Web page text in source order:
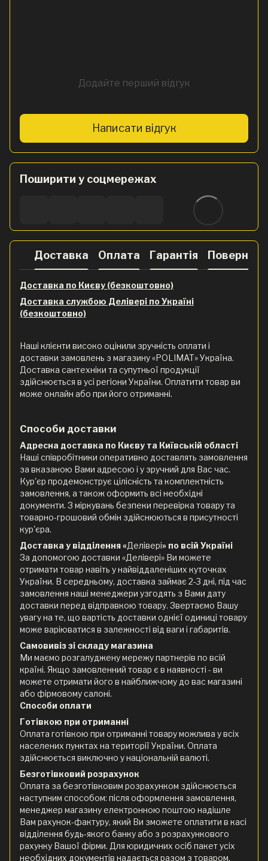
Додайте перший відгук
Написати відгук
Поширити у соцмережах
Доставка Оплата Гарантія
Доставка по Києву (безкоштовно)
Доставка службою Делівері по Україні
(безкоштовно)
Наші клієнти високо оцінили зручність оплати і
доставки замовлень з магазину «POLIMAT» Україна.
Доставка сантехніки та супутньої продукції
здійснюється в усі регіони України. Оплатити товар ви
може онлайн або при його отриманні.
Способи доставки
Адресна доставка по Києву та Київській області
Наші співробітники оперативно доставлять замовлення
за вказаною Вами адресою і у зручний для Вас час.
Кур'єр продемонструє цілісність та комплектність
замовлення, а також оформить всі необхідні
документи. З міркувань безпеки перевірка товару та
товарно-грошовий обмін здійснюються в присутності
кур'єра.
Доставка у відділення «Делівері» по всій Україні
За допомогою доставки «Делівері» Ви можете
отримати товар навіть у найвіддаленіших куточках
України. В середньому, доставка займає 2-3 дні, під час
замовлення наші менеджери узгодять з Вами дату
доставки перед відправкою товару. Звертаємо Вашу
увагу на те, що вартість доставки однієї одиниці товару
може варіюватися в залежності від ваги і габаритів.
Самовивіз зі складу магазина
Ми маємо розгалуджену мережу партнерів по всій
країні. Якщо замовленний товар є в наявності - ви
можете отримати його в найближчому до вас магазині
або фірмовому салоні.
Способи оплати
Готівкою при отриманні
Оплата готівкою при отриманні товару можлива у всіх
населених пунктах на території України. Оплата
здійснюється виключно у національній валюті.
Безготівковий розрахунок
Оплата за безготівковим розрахунком здійснюється
наступним способом: після оформлення замовлення,
менеджер магазину електронною поштою надішле
Вам рахунок-фактуру, який Ви зможете оплатити в касі
відділення будь-якого банку або з розрахункового
рахунку Вашої фірми. Для юридичних осіб пакет усіх
необхідних документів надається разом з товаром.